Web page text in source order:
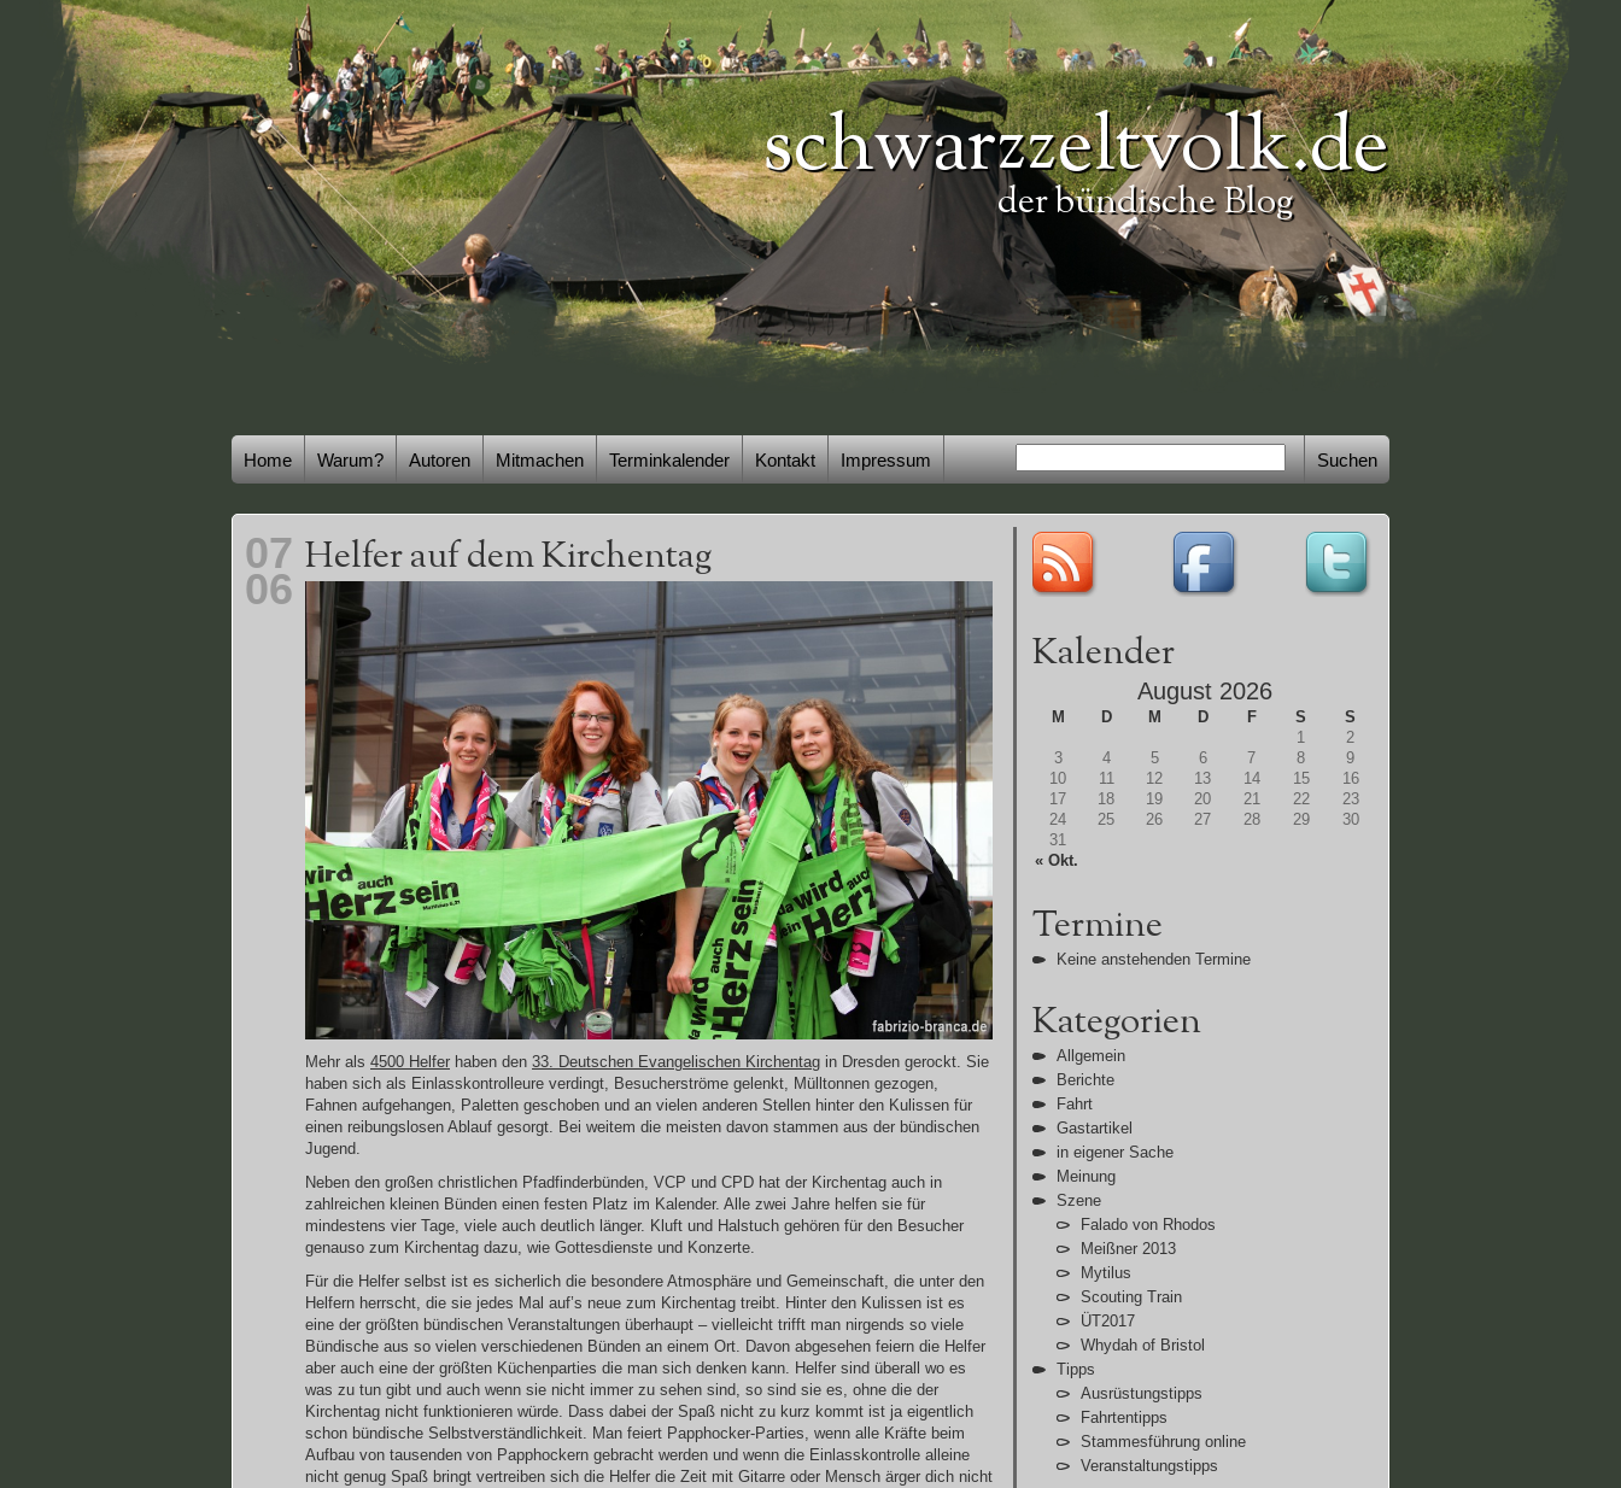
schwarzzeltvolk.de
der bündische Blog
Home Warum? Autoren Mitmachen Terminkalender Kontakt Impressum
07
06
Helfer auf dem Kirchentag
Mehr als 4500 Helfer haben den 33. Deutschen Evangelischen Kirchentag in Dresden gerockt. Sie
haben sich als Einlasskontrolleure verdingt, Besucherströme gelenkt, Mülltonnen gezogen,
Fahnen aufgehangen, Paletten geschoben und an vielen anderen Stellen hinter den Kulissen für
einen reibungslosen Ablauf gesorgt. Bei weitem die meisten davon stammen aus der bündischen
Jugend.
Neben den großen christlichen Pfadfinderbünden, VCP und CPD hat der Kirchentag auch in
zahlreichen kleinen Bünden einen festen Platz im Kalender. Alle zwei Jahre helfen sie für
mindestens vier Tage, viele auch deutlich länger. Kluft und Halstuch gehören für den Besucher
genauso zum Kirchentag dazu, wie Gottesdienste und Konzerte.
Für die Helfer selbst ist es sicherlich die besondere Atmosphäre und Gemeinschaft, die unter den
Helfern herrscht, die sie jedes Mal auf’s neue zum Kirchentag treibt. Hinter den Kulissen ist es
eine der größten bündischen Veranstaltungen überhaupt – vielleicht trifft man nirgends so viele
Bündische aus so vielen verschiedenen Bünden an einem Ort. Davon abgesehen feiern die Helfer
aber auch eine der größten Küchenparties die man sich denken kann. Helfer sind überall wo es
was zu tun gibt und auch wenn sie nicht immer zu sehen sind, so sind sie es, ohne die der
Kirchentag nicht funktionieren würde. Dass dabei der Spaß nicht zu kurz kommt ist ja eigentlich
schon bündische Selbstverständlichkeit. Man feiert Papphocker-Parties, wenn alle Kräfte beim
Aufbau von tausenden von Papphockern gebracht werden und wenn die Einlasskontrolle alleine
nicht genug Spaß bringt vertreiben sich die Helfer die Zeit mit Gitarre oder Mensch ärger dich nicht
Kalender
August 2026
M D M D F S S
« Okt.
1
2
3
4 5 6 7 8
9
10
11 12 13 14 15
16
17
18 19 20 21 22
23
24
25 26 27 28 29
30
31
Termine
Keine anstehenden Termine
Kategorien
Allgemein
Berichte
Fahrt
Gastartikel
in eigener Sache
Meinung
Szene
Falado von Rhodos
Meißner 2013
Mytilus
Scouting Train
ÜT2017
Whydah of Bristol
Tipps
Ausrüstungstipps
Fahrtentipps
Stammesführung online
Veranstaltungstipps